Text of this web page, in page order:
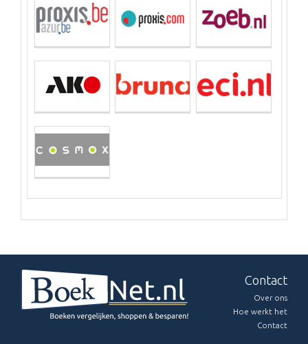
Contact
Over ons
Hoe werkt het
Contact